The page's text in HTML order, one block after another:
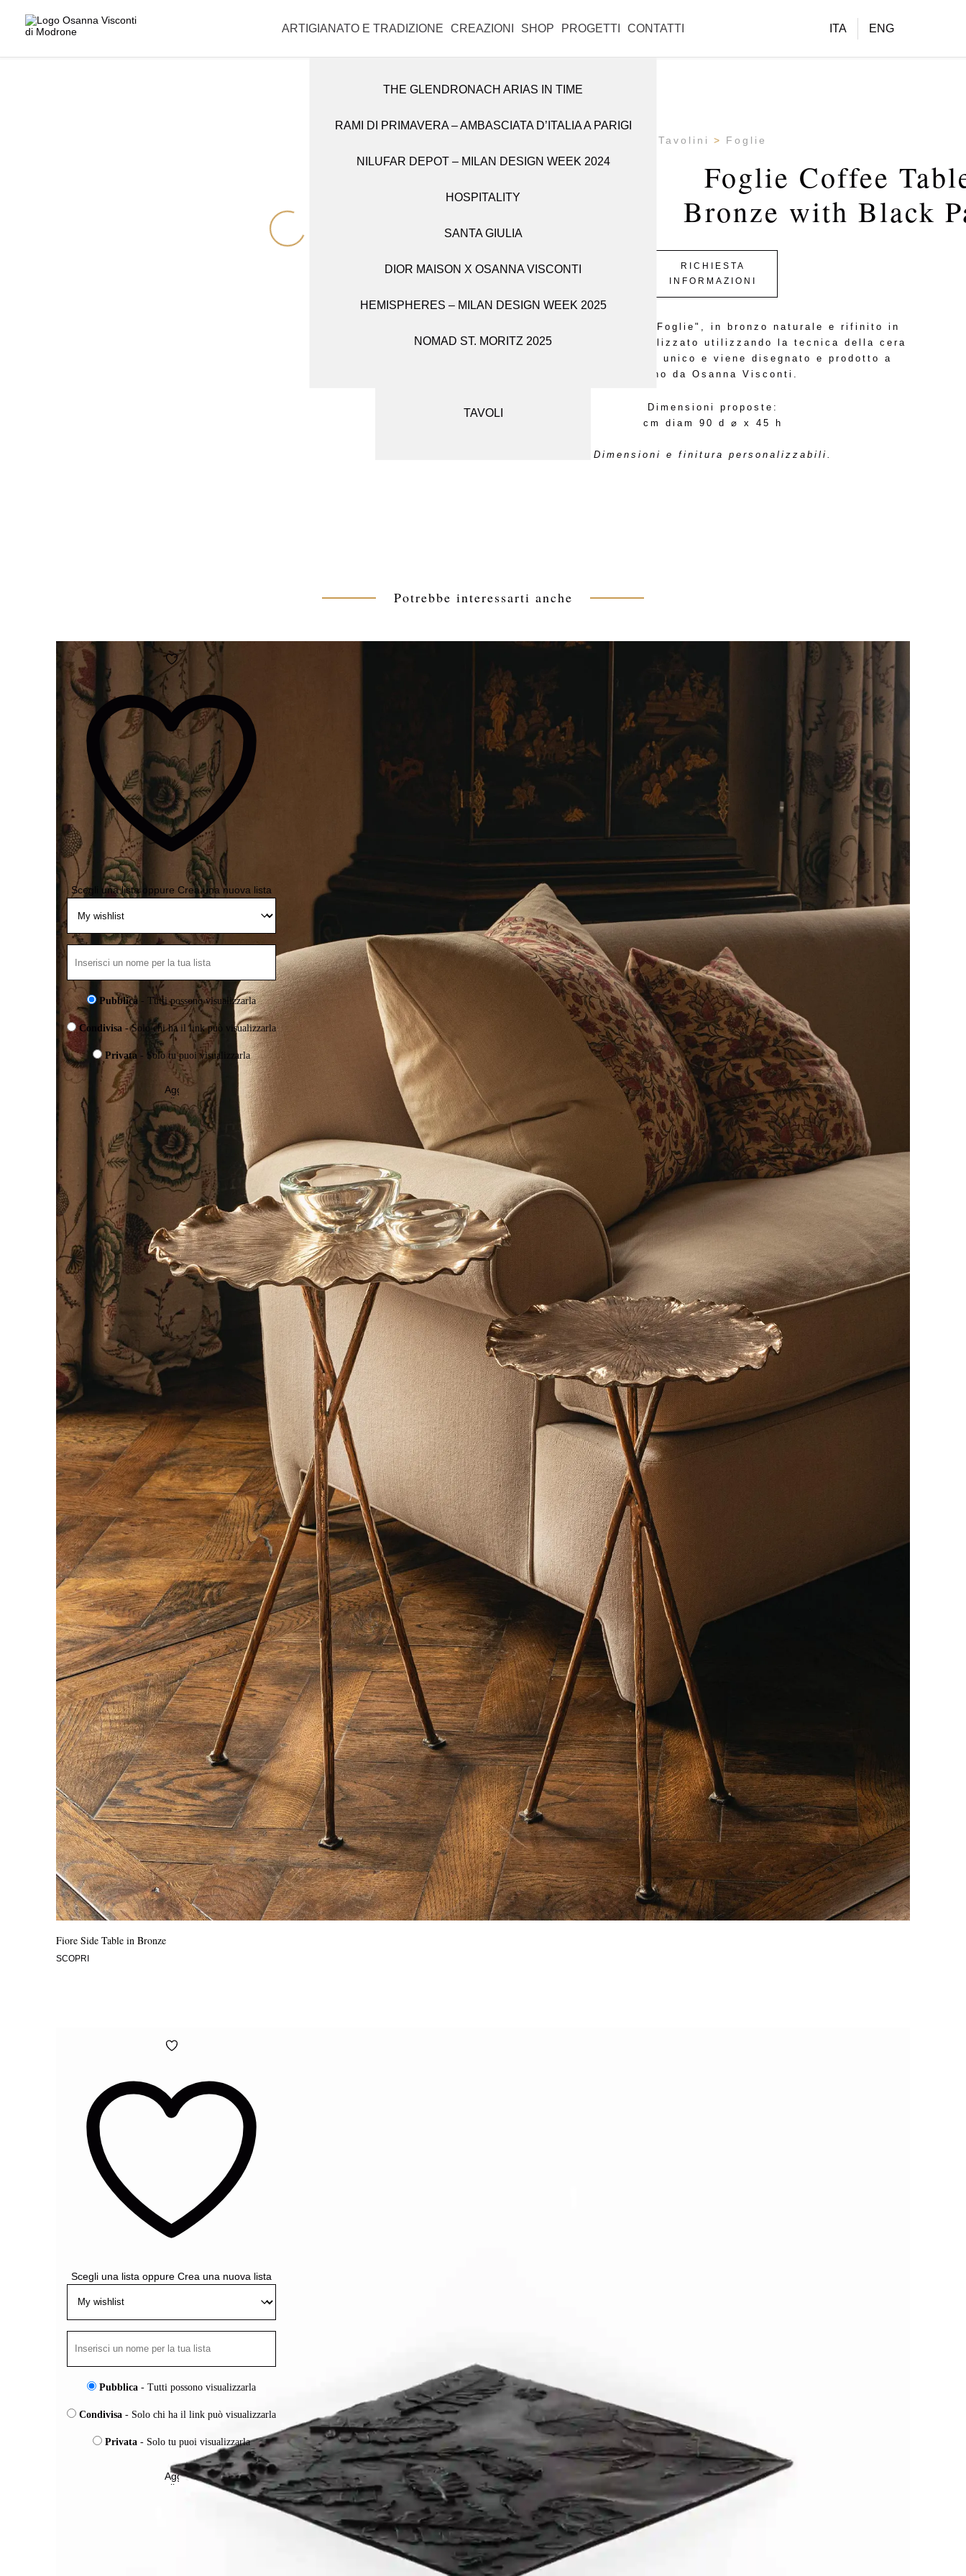
ARTIGIANATO E TRADIZIONE CREAZIONI
TUTTE LE CREAZIONI
CABINET
CONSOLLE
LAMPADE E APPLIQUE
LIBRERIE
PARAVENTI
POMELLI
SEDUTE
TAVOLI
SHOP
TUTTI I PRODOTTI
CANDELIERI
OBJETS D’ART
PER LA TAVOLA
VASI
PROGETTI
THE GLENDRONACH ARIAS IN TIME
RAMI DI PRIMAVERA – AMBASCIATA D’ITALIA A PARIGI
NILUFAR DEPOT – MILAN DESIGN WEEK 2024
HOSPITALITY
SANTA GIULIA
DIOR MAISON X OSANNA VISCONTI
HEMISPHERES – MILAN DESIGN WEEK 2025
NOMAD ST. MORITZ 2025
CONTATTI ITA ENG
Tavolini Foglie
Foglie Coffee
Bronze with Black
RICHIESTA
INFORMAZIONI
Il tavolino da caffè "Foglie", in bronzo naturale e rifinito in
patina nera, viene realizzato utilizzando la tecnica della cera
persa. Ogni pezzo è unico e viene disegnato e prodotto a
Milano da Osanna Visconti.
Dimensioni proposte:
cm diam 90 d ⌀ x 45 h
Dimensioni e finitura personalizzabili.
Potrebbe interessarti anche
Aggiungi
alla
Wishlist
Scegli una listaoppure Crea una nuova lista
Pubblica - Tutti possono visualizzarla
Condivisa - Solo chi ha il link può visualizzarla
Privata - Solo tu puoi visualizzarla
Aggiungi
alla
Wishlist
Fiore Side Table in Bronze
SCOPRI
Wishlist
Scegli una lista oppureCrea una nuova lista
Pubblica - Tutti possono visualizzarla
Condivisa - Solo chi ha il link può visualizzarla
Privata - Solo tu puoi visualizzarla
Aggiungi
alla